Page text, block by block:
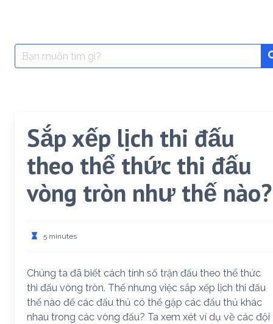
Search
for:
Sắp xếp lịch thi đấu
theo thể thức thi đấu
vòng tròn như thế nào?
5 minutes
Chúng ta đã biết cách tính số trận đấu theo thể thức
thi đấu vòng tròn. Thế nhưng việc sắp xếp lịch thi đấu
thế nào để các đấu thủ có thể gặp các đấu thủ khác
nhau trong các vòng đấu? Ta xem xét ví dụ về các đội